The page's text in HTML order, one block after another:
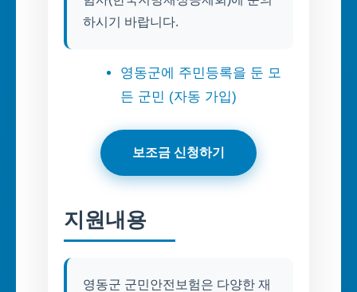
하시기 바랍니다.
영동군에 주민등록을 둔 모
든 군민 (자동 가입)
보조금 신청하기
지원내용
영동군 군민안전보험은 다양한 재